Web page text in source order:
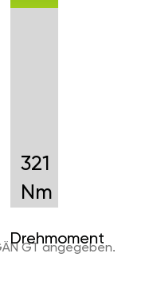
321
Nm
Drehmoment
GT angegeben.